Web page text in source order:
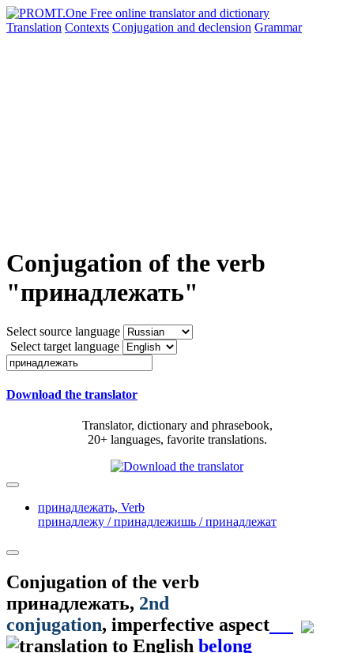
Translation Contexts Conjugation and declension Grammar
Conjugation of the verb
"принадлежать"
Select source language
Select target language
Download the translator
Translator, dictionary and phrasebook,
20+ languages, favorite translations.
принадлежать, Verb
принадлежу / принадлежишь / принадлежат
Conjugation of the verb
принадлежать, 2nd
conjugation, imperfective aspect
belong